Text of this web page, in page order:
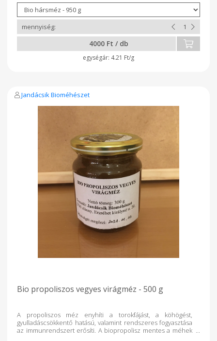
4000 Ft / db
4.21 Ft/g
Jandácsik Bioméhészet
Bio propoliszos vegyes virágméz - 500 g
A propoliszos méz enyhíti a torokfájást, a köhögést,
gyulladáscsökkentő hatású, valamint rendszeres fogyasztása
az immunrendszert erősíti. A biopropolisz mentes a méhek